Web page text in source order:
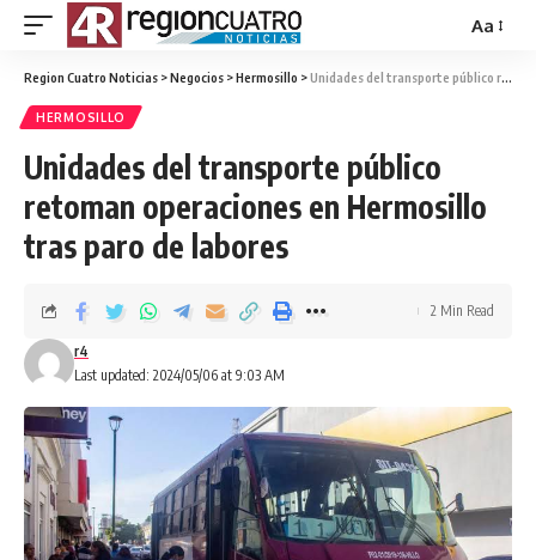
Aa
Region Cuatro Noticias >Negocios >Hermosillo >Unidades del transporte público retoman operaciones en Hermosillo tras paro de labores
HERMOSILLO
Unidades del transporte público
retoman operaciones en Hermosillo
tras paro de labores
Last updated: 2024/05/06 at 9:03 AM
r4
2 Min Read